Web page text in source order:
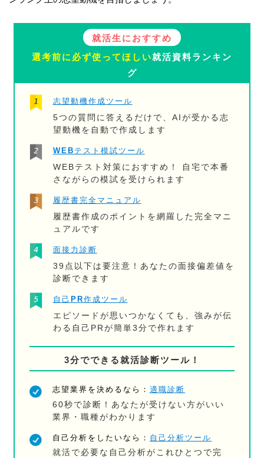
就活生におすすめ
選考前に必ず使ってほしい就活資料ランキン
グ
志望動機作成ツール
5つの質問に答えるだけで、AIが受かる志
望動機を自動で作成します
WEBテスト模試ツール
WEBテスト対策におすすめ！ 自宅で本番
さながらの模試を受けられます
履歴書完全マニュアル
履歴書作成のポイントを網羅した完全マニ
ュアルです
面接力診断
39点以下は要注意！あなたの面接偏差値を
診断できます
自己PR作成ツール
エピソードが思いつかなくても、強みが伝
わる自己PRが簡単3分で作れます
3分でできる就活診断ツール！
志望業界を決めるなら：適職診断
60秒で診断！あなたが受けない方がいい
業界・職種がわかります
自己分析をしたいなら： 自己分析ツール
就活で必要な自己分析がこれひとつで完